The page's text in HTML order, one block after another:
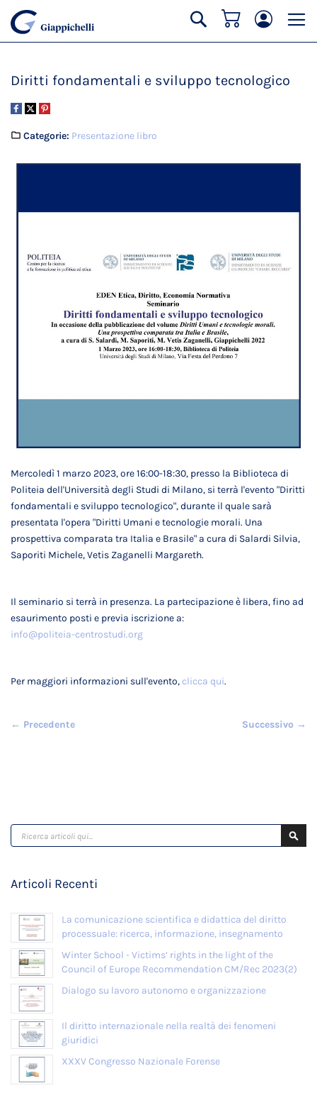
Carrello
Cerca
Diritti fondamentali e sviluppo tecnologico
Categorie: Presentazione libro
Mercoledì 1 marzo 2023, ore 16:00-18:30, presso la Biblioteca di
Politeia dell'Università degli Studi di Milano, si terrà l'evento "Diritti
fondamentali e sviluppo tecnologico", durante il quale sarà
presentata l'opera "Diritti Umani e tecnologie morali. Una
prospettiva comparata tra Italia e Brasile" a cura di Salardi Silvia,
Saporiti Michele, Vetis Zaganelli Margareth.
Il seminario si terrà in presenza. La partecipazione è libera, fino ad
esaurimento posti e previa iscrizione a:
info@politeia-centrostudi.org
Per maggiori informazioni sull'evento,clicca qui.
← Precedente Successivo →
Cerca
Articoli Recenti
La comunicazione scientifica e didattica del diritto
processuale: ricerca, informazione, insegnamento
Winter School - Victims’ rights in the light of the
Council of Europe Recommendation CM/Rec 2023(2)
Dialogo su lavoro autonomo e organizzazione
Il diritto internazionale nella realtà dei fenomeni
giuridici
XXXV Congresso Nazionale Forense